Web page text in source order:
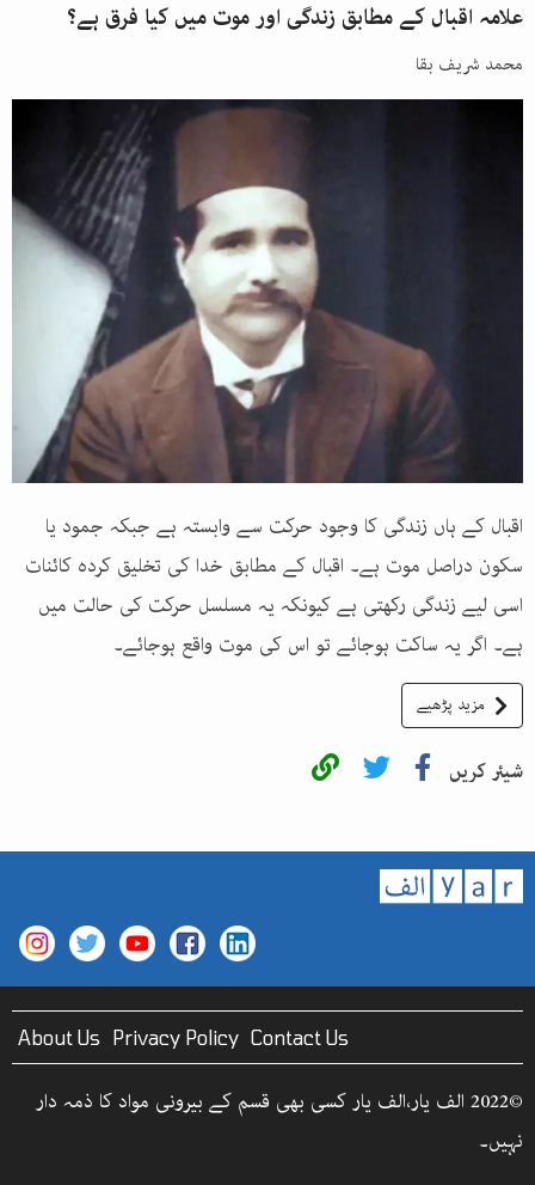
علامہ اقبال کے مطابق زندگی اور موت میں کیا فرق ہے؟
محمد شریف بقا
اقبال کے ہاں زندگی کا وجود حرکت سے وابستہ ہے جبکہ جمود یا
سکون دراصل موت ہے۔ اقبال کے مطابق خدا کی تخلیق کردہ کائنات
اسی لیے زندگی رکھتی ہے کیونکہ یہ مسلسل حرکت کی حالت میں
ہے۔ اگر یہ ساکت ہوجائے تو اس کی موت واقع ہوجائے۔
مزید پڑھیے
شیئر کریں
About Us Privacy Policy Contact Us
©2022 الف یار،الف یار کسی بھی قسم کے بیرونی مواد کا ذمہ دار
نہیں۔